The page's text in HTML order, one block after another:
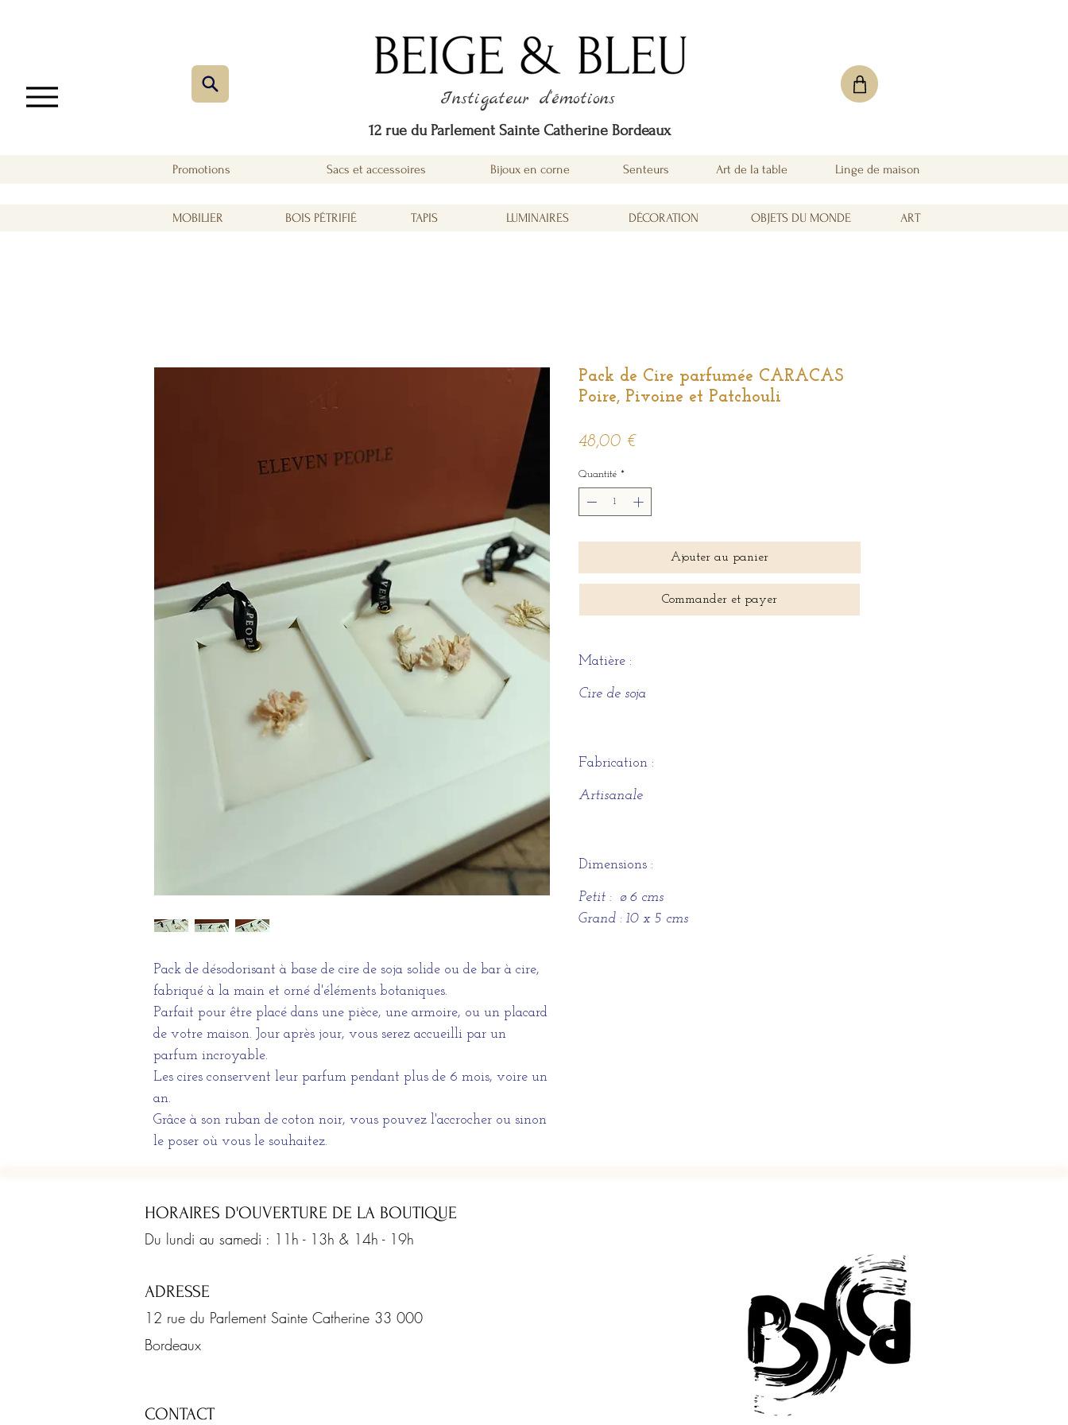
Instigateur d'émotions
12 rue du Parlement Sainte Catherine Bordeaux
Promotions Sacs et accessoires Bijoux en corne Senteurs Art de la table Linge de maison
MOBILIER BOIS PÉTRIFIÉ TAPIS LUMINAIRES DÉCORATION OBJETS DU MONDE ART
Pack de désodorisant à base de cire de soja solide ou de bar à cire,
fabriqué à la main et orné d'éléments botaniques.
Parfait pour être placé dans une pièce, une armoire, ou un placard
de votre maison. Jour après jour, vous serez accueilli par un
parfum incroyable.
Les cires conservent leur parfum pendant plus de 6 mois, voire un
an.
Grâce à son ruban de coton noir, vous pouvez l'accrocher ou sinon
le poser où vous le souhaitez.
Pack de Cire parfumée CARACAS
Poire, Pivoine et Patchouli
48,00 €Prix
Quantité *
Ajouter au panier
Commander et payer
Matière :
Cire de soja
Fabrication :
Artisanale
Dimensions :
Petit : ø 6 cms
Grand : 10 x 5 cms
HORAIRES D'OUVERTURE DE LA BOUTIQUE
Du lundi au samedi : 11h - 13h & 14h - 19h
ADRESSE
12 rue du Parlement Sainte Catherine 33 000
Bordeaux
CONTACT